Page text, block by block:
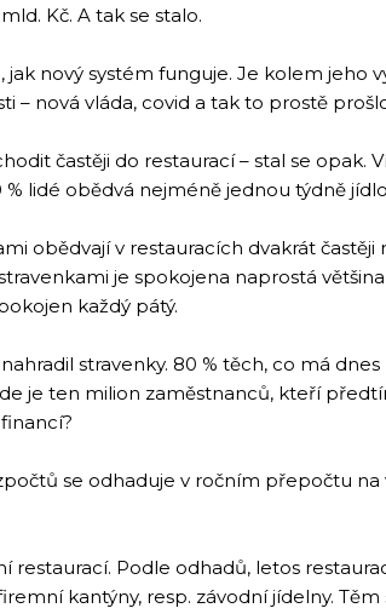
Kč. A tak se stalo.
nový systém funguje. Je kolem jeho
– nová vláda, covid a tak to prostě
častěji do restaurací – stal se opak.
lidé obědvá nejméně jednou týdně
obědvají v restauracích dvakrát
je spokojena naprostá
každý pátý.
stravenky. 80 % těch, co má
je ten milion zaměstnanců, kteří
se odhaduje v ročním přepočtu na
restaurací. Podle odhadů, letos
kantýny, resp. závodní jídelny.